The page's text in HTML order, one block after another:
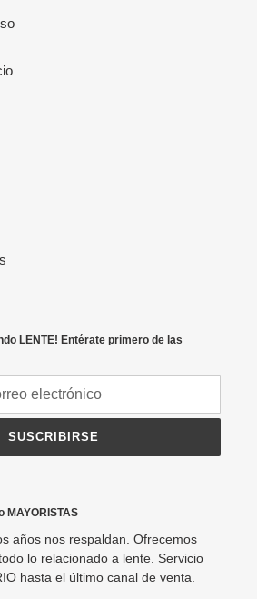
LENTE! Entérate primero de las
SUSCRIBIRSE
MAYORISTAS
años nos respaldan. Ofrecemos
lo relacionado a lente. Servicio
hasta el último canal de venta.